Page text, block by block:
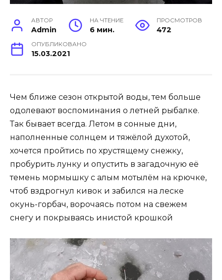
АВТОР
Admin
НА ЧТЕНИЕ
6 мин.
ПРОСМОТРОВ
472
ОПУБЛИКОВАНО
15.03.2021
Чем ближе сезон открытой воды, тем больше
одолевают воспоминания о летней рыбалке.
Так бывает всегда. Летом в сонные дни,
наполненные солнцем и тяжёлой духотой,
хочется пройтись по хрустящему снежку,
пробурить лунку и опустить в загадочную её
темень мормышку с алым мотылём на крючке,
чтоб вздрогнул кивок и забился на леске
окунь-горбач, ворочаясь потом на свежем
снегу и покрываясь инистой крошкой